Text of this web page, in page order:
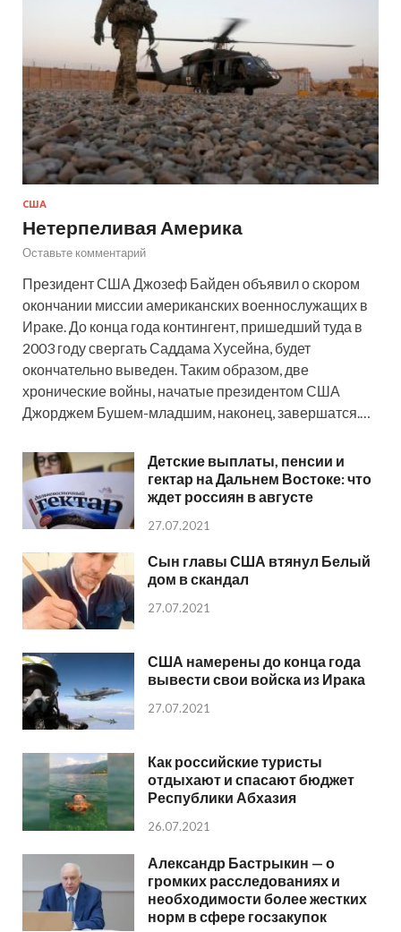
США
Нетерпеливая Америка
Оставьте комментарий
Президент США Джозеф Байден объявил о скором
окончании миссии американских военнослужащих в
Ираке. До конца года контингент, пришедший туда в
2003 году свергать Саддама Хусейна, будет
окончательно выведен. Таким образом, две
хронические войны, начатые президентом США
Джорджем Бушем-младшим, наконец, завершатся.…
Детские выплаты, пенсии и
гектар на Дальнем Востоке: что
ждет россиян в августе
27.07.2021
Сын главы США втянул Белый
дом в скандал
27.07.2021
США намерены до конца года
вывести свои войска из Ирака
27.07.2021
Как российские туристы
отдыхают и спасают бюджет
Республики Абхазия
26.07.2021
Александр Бастрыкин — о
громких расследованиях и
необходимости более жестких
норм в сфере госзакупок